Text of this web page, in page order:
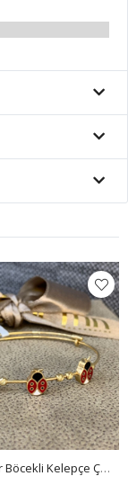
Çocuk Uğur Böcekli Kelepçe Ç00026